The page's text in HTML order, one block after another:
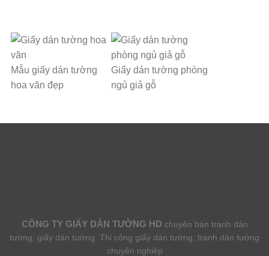
Mẫu giấy dán tường
hoa văn đẹp
Giấy dán tường phòng
ngủ giả gỗ
CÔNG TY GIẤY DÁN TƯỜNG HD chuyên bán tranh dán
tường, giấy dán tường. Thi công giấy dán tường, tranh dán tường
chuyên nghiệp